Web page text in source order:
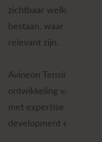
zichtbaar welke
bestaan, waar ze
relevant zijn.
Avineon Tensing
ontwikkeling van deze
met expertise op de
development en